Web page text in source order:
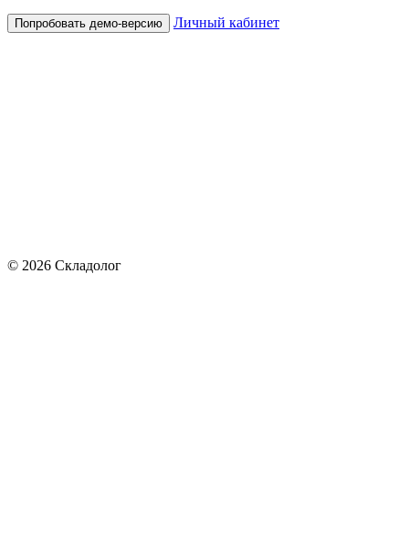
Попробовать демо-версию Личный кабинет
© 2026 Складолог